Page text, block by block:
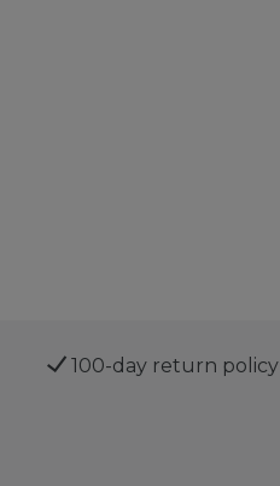
100-day return policy